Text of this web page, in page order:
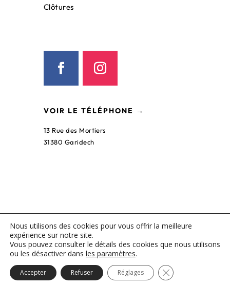
Clôtures
VOIR LE TÉLÉPHONE →
13 Rue des Mortiers
31380 Garidech
Réalisation : MULTIMED SOLUTIONS
Mentions légales|Plan du site
50% de réduction d'impôt
Nous utilisons des cookies pour vous offrir la meilleure
expérience sur notre site.
Vous pouvez consulter le détails des cookies que nous utilisons
ou les désactiver dans les paramètres.
Accepter Refuser Réglages Fermer la